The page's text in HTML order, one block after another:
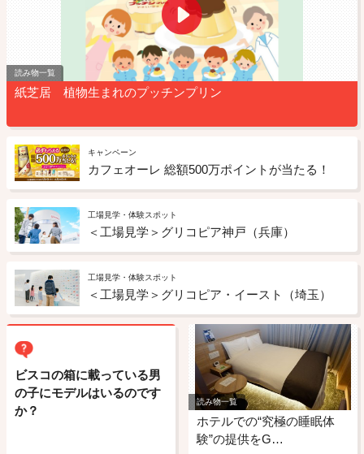
読み物一覧
紙芝居 植物生まれのプッチンプリン
キャンペーン
カフェオーレ 総額500万ポイントが当たる！
工場見学・体験スポット
＜工場見学＞グリコピア神戸（兵庫）
工場見学・体験スポット
＜工場見学＞グリコピア・イースト（埼玉）
ビスコの箱に載っている男
の子にモデルはいるのです
か？
読み物一覧
ホテルでの“究極の睡眠体
験”の提供をG…